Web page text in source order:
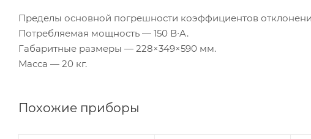
Пределы основной погрешности коэффициентов
Потребляемая мощность — 150 В∙A.
Габаритные размеры — 228×349×590 мм.
Масса — 20 кг.
Похожие приборы